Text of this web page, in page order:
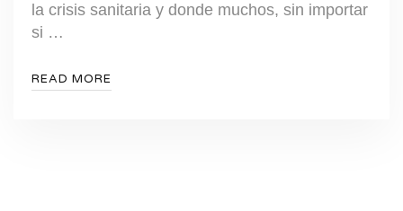
la crisis sanitaria y donde muchos, sin importar
si …
READ MORE